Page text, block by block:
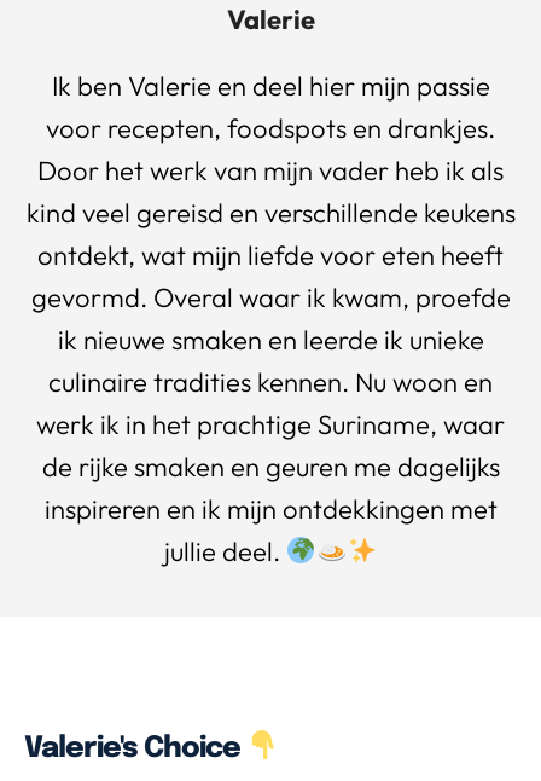
Valerie
Ik ben Valerie en deel hier mijn passie
voor recepten, foodspots en drankjes.
Door het werk van mijn vader heb ik als
kind veel gereisd en verschillende keukens
ontdekt, wat mijn liefde voor eten heeft
gevormd. Overal waar ik kwam, proefde
ik nieuwe smaken en leerde ik unieke
culinaire tradities kennen. Nu woon en
werk ik in het prachtige Suriname, waar
de rijke smaken en geuren me dagelijks
inspireren en ik mijn ontdekkingen met
jullie deel.
Valerie's Choice